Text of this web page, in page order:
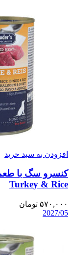
افزودن به سبد خرید
کنسرو سگ با طعم
Turkey & Rice
۵۷۰,۰۰۰ تومان
2027/05